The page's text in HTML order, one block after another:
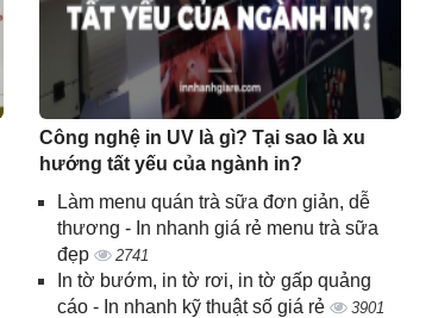
Công nghệ in UV là gì? Tại sao là xu
hướng tất yếu của ngành in?
Làm menu quán trà sữa đơn giản, dễ
thương - In nhanh giá rẻ menu trà sữa
đẹp
2741
In tờ bướm, in tờ rơi, in tờ gấp quảng
cáo - In nhanh kỹ thuật số giá rẻ
3901